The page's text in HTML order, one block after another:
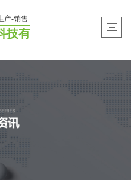
产-销售
技有